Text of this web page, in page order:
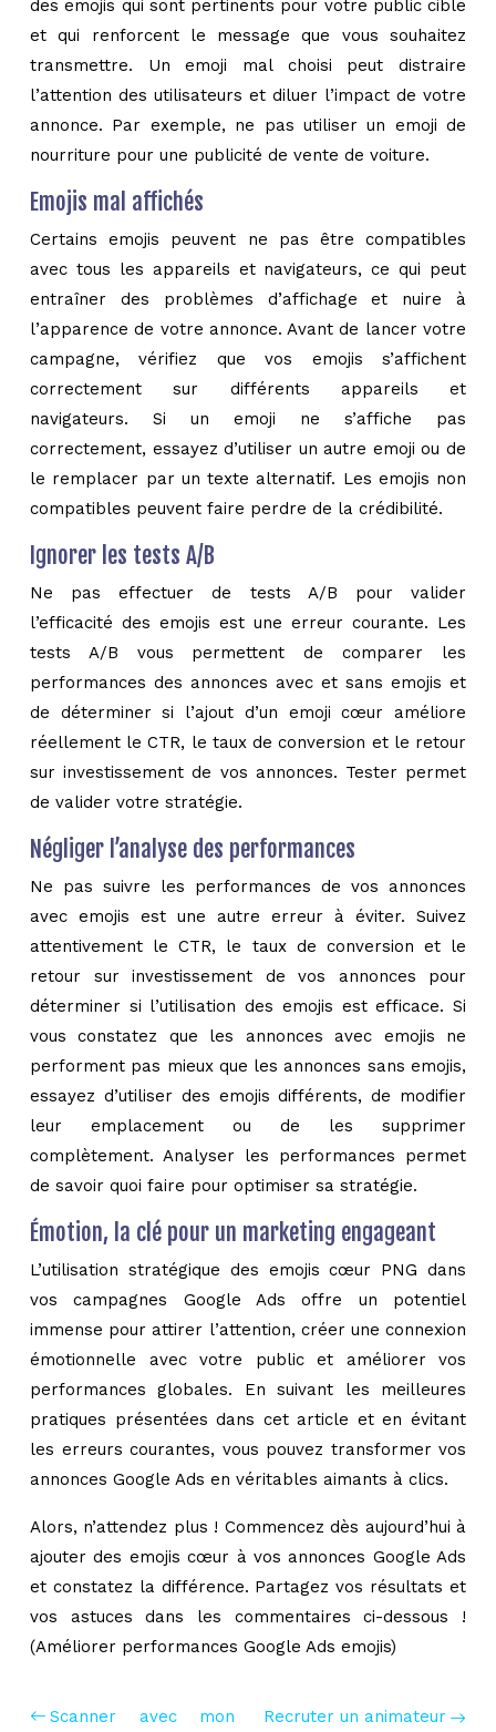
des emojis qui sont pertinents pour votre public cible
et qui renforcent le message que vous souhaitez
transmettre. Un emoji mal choisi peut distraire
l’attention des utilisateurs et diluer l’impact de votre
annonce. Par exemple, ne pas utiliser un emoji de
nourriture pour une publicité de vente de voiture.
Emojis mal affichés
Certains emojis peuvent ne pas être compatibles
avec tous les appareils et navigateurs, ce qui peut
entraîner des problèmes d’affichage et nuire à
l’apparence de votre annonce. Avant de lancer votre
campagne, vérifiez que vos emojis s’affichent
correctement sur différents appareils et
navigateurs. Si un emoji ne s’affiche pas
correctement, essayez d’utiliser un autre emoji ou de
le remplacer par un texte alternatif. Les emojis non
compatibles peuvent faire perdre de la crédibilité.
Ignorer les tests A/B
Ne pas effectuer de tests A/B pour valider
l’efficacité des emojis est une erreur courante. Les
tests A/B vous permettent de comparer les
performances des annonces avec et sans emojis et
de déterminer si l’ajout d’un emoji cœur améliore
réellement le CTR, le taux de conversion et le retour
sur investissement de vos annonces. Tester permet
de valider votre stratégie.
Négliger l’analyse des performances
Ne pas suivre les performances de vos annonces
avec emojis est une autre erreur à éviter. Suivez
attentivement le CTR, le taux de conversion et le
retour sur investissement de vos annonces pour
déterminer si l’utilisation des emojis est efficace. Si
vous constatez que les annonces avec emojis ne
performent pas mieux que les annonces sans emojis,
essayez d’utiliser des emojis différents, de modifier
leur emplacement ou de les supprimer
complètement. Analyser les performances permet
de savoir quoi faire pour optimiser sa stratégie.
Émotion, la clé pour un marketing engageant
L’utilisation stratégique des emojis cœur PNG dans
vos campagnes Google Ads offre un potentiel
immense pour attirer l’attention, créer une connexion
émotionnelle avec votre public et améliorer vos
performances globales. En suivant les meilleures
pratiques présentées dans cet article et en évitant
les erreurs courantes, vous pouvez transformer vos
annonces Google Ads en véritables aimants à clics.
Alors, n’attendez plus ! Commencez dès aujourd’hui à
ajouter des emojis cœur à vos annonces Google Ads
et constatez la différence. Partagez vos résultats et
vos astuces dans les commentaires ci-dessous !
(Améliorer performances Google Ads emojis)
Scanner avec mon
Recruter un animateur